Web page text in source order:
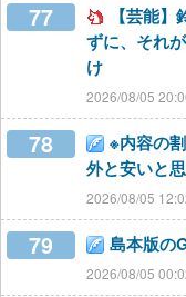
77
【芸能
ずに、それ
け
2026/08/05
78
※内容の
外と安いと
2026/08/05
79 島本版の
2026/08/05